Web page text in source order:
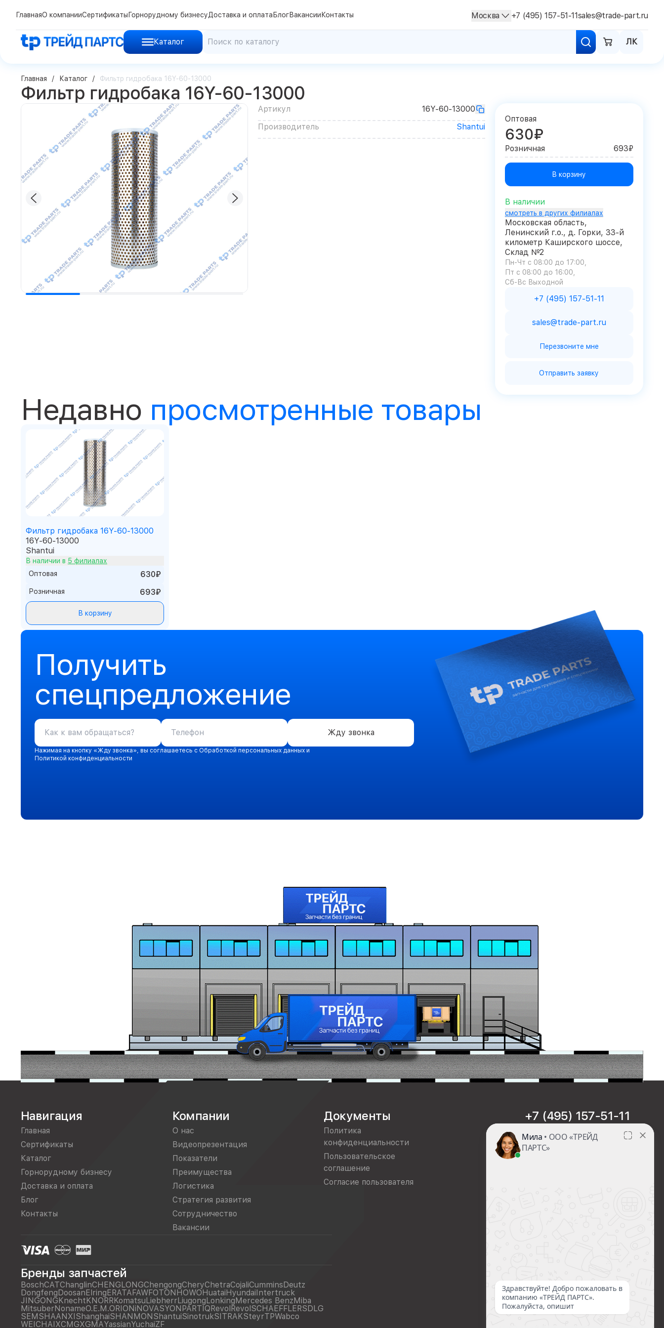
Каталог ЛК
ГлавнаяО компанииСертификаты Горнорудному бизнесуДоставка и оплата БлогВакансии Контакты Москва +7 (495) 157-51-11sales@trade-part.ru
Главная Каталог Фильтр гидробака 16Y-60-13000
Фильтр гидробака 16Y-60-13000
Артикул
16Y-60-13000
Производитель
Shantui
Оптовая
630₽
Розничная 693₽
В корзину
В наличии
смотреть в других филиалах
Московская область,
Ленинский г.о., д. Горки, 33-й
километр Каширского шоссе,
Склад №2
Пн-Чт с 08:00 до 17:00
Пт с 08:00 до 16:00
Сб-Вс Выходной
+7 (495) 157-51-11
sales@trade-part.ru
Перезвоните мне
Отправить заявку
Недавно просмотренные товары
Фильтр гидробака 16Y-60-13000
16Y-60-13000
Shantui
В наличии в 5 филиалах
Оптовая
630₽
Розничная 693₽
В корзину
Получить
спецпредложение
Жду звонка
Нажимая на кнопку «Жду звонка», вы соглашаетесь с Обработкой персональных данных и
Политикой конфиденциальности
Навигация
Главная
Сертификаты
Каталог
Горнорудному бизнесу
Доставка и оплата
Блог
Контакты
Компании
О нас
Видеопрезентация
Показатели
Преимущества
Логистика
Стратегия развития
Сотрудничество
Вакансии
Документы
Политика
конфиденциальности
Пользовательское
соглашение
Согласие пользователя
+7 (495) 157-51-11
sales@trade-part.ru
Бренды запчастей
BoschCATChanglinCHENGLONGChengongCheryChetraCojaliCumminsDeutz
DongfengDoosanElringERATAFAWFOTONHOWOHuataiHyundaiIntertruck
JINGONGKnechtKNORRKomatsuLiebherrLiugongLonkingMercedes BenzMiba
MitsuberNonameO.E.M.ORIONiNOVASYONPARTIQRevolRevolSCHAEFFLERSDLG
SEMSHAANXIShanghaiSHANMONShantuiSinotrukSITRAKSteyrTPWabco
WEICHAIXCMGXGMAYassianYuchaiZF